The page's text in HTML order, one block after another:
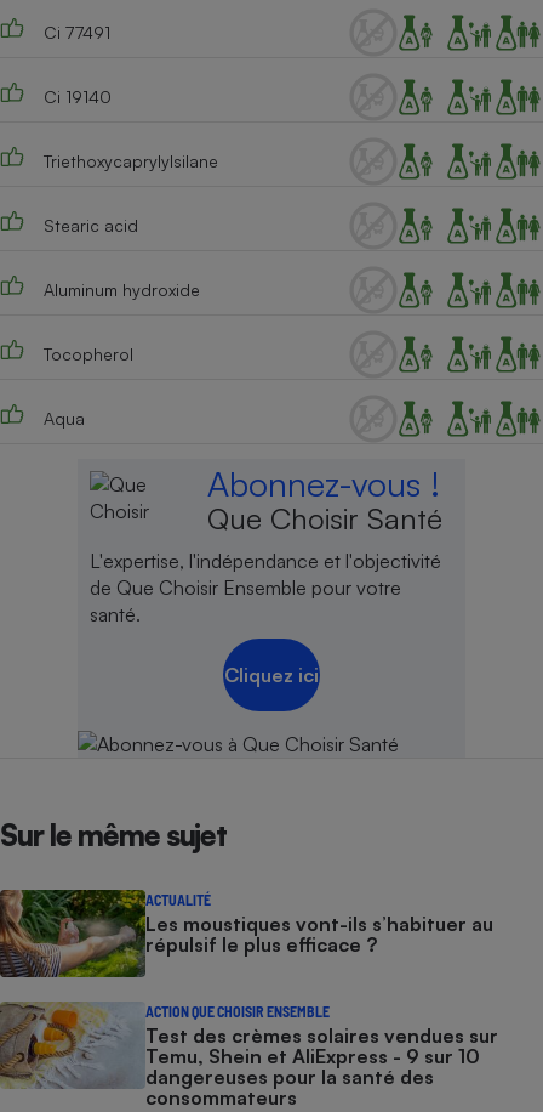
Ci 77491
Ci 19140
Triethoxycaprylylsilane
Stearic acid
Aluminum hydroxide
Tocopherol
Aqua
Abonnez-vous !
Que Choisir Santé
L'expertise, l'indépendance et l'objectivité
de Que Choisir Ensemble pour votre
santé.
Cliquez ici
Sur le même sujet
ACTUALITÉ
Les moustiques vont-ils s’habituer au
répulsif le plus efficace ?
ACTION QUE CHOISIR ENSEMBLE
Test des crèmes solaires vendues sur
Temu, Shein et AliExpress - 9 sur 10
dangereuses pour la santé des
consommateurs